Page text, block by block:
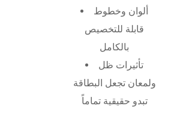
ألوان وخطوط
قابلة للتخصيص
بالكامل
تأثيرات ظل
ولمعان تجعل البطاقة
تبدو حقيقية تماماً